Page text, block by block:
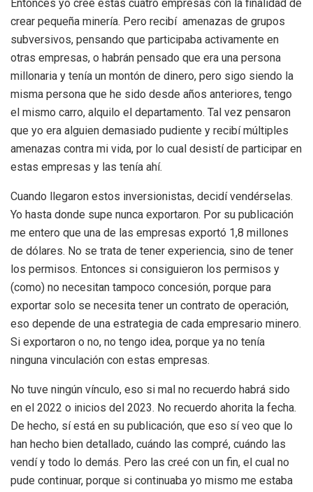
Entonces yo creé estas cuatro empresas con la finalidad de
crear pequeña minería. Pero recibí amenazas de grupos
subversivos, pensando que participaba activamente en
otras empresas, o habrán pensado que era una persona
millonaria y tenía un montón de dinero, pero sigo siendo la
misma persona que he sido desde años anteriores, tengo
el mismo carro, alquilo el departamento. Tal vez pensaron
que yo era alguien demasiado pudiente y recibí múltiples
amenazas contra mi vida, por lo cual desistí de participar en
estas empresas y las tenía ahí.
Cuando llegaron estos inversionistas, decidí vendérselas.
Yo hasta donde supe nunca exportaron. Por su publicación
me entero que una de las empresas exportó 1,8 millones
de dólares. No se trata de tener experiencia, sino de tener
los permisos. Entonces si consiguieron los permisos y
(como) no necesitan tampoco concesión, porque para
exportar solo se necesita tener un contrato de operación,
eso depende de una estrategia de cada empresario minero.
Si exportaron o no, no tengo idea, porque ya no tenía
ninguna vinculación con estas empresas.
No tuve ningún vínculo, eso si mal no recuerdo habrá sido
en el 2022 o inicios del 2023. No recuerdo ahorita la fecha.
De hecho, sí está en su publicación, que eso sí veo que lo
han hecho bien detallado, cuándo las compré, cuándo las
vendí y todo lo demás. Pero las creé con un fin, el cual no
pude continuar, porque si continuaba yo mismo me estaba